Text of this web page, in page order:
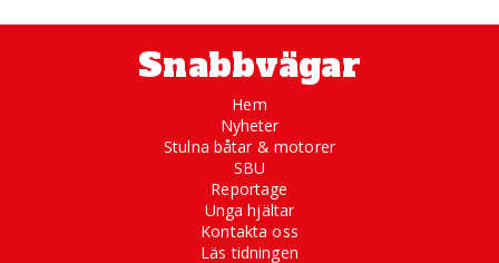
Snabbvägar
Hem
Nyheter
Stulna båtar & motorer
SBU
Reportage
Unga hjältar
Kontakta oss
Läs tidningen